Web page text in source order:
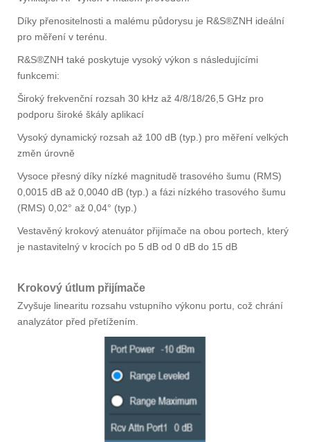
Díky přenositelnosti a malému půdorysu je R&S®ZNH ideální
pro měření v terénu.
R&S®ZNH také poskytuje vysoký výkon s následujícími
funkcemi:
Široký frekvenční rozsah 30 kHz až 4/8/18/26,5 GHz pro
podporu široké škály aplikací
Vysoký dynamický rozsah až 100 dB (typ.) pro měření velkých
změn úrovně
Vysoce přesný díky nízké magnitudě trasového šumu (RMS)
0,0015 dB až 0,0040 dB (typ.) a fázi nízkého trasového šumu
(RMS) 0,02° až 0,04° (typ.)
Vestavěný krokový atenuátor přijímače na obou portech, který
je nastavitelný v krocích po 5 dB od 0 dB do 15 dB
Krokový útlum přijímače
Zvyšuje linearitu rozsahu vstupního výkonu portu, což chrání
analyzátor před přetížením.